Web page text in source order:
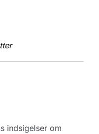
indsigelser om